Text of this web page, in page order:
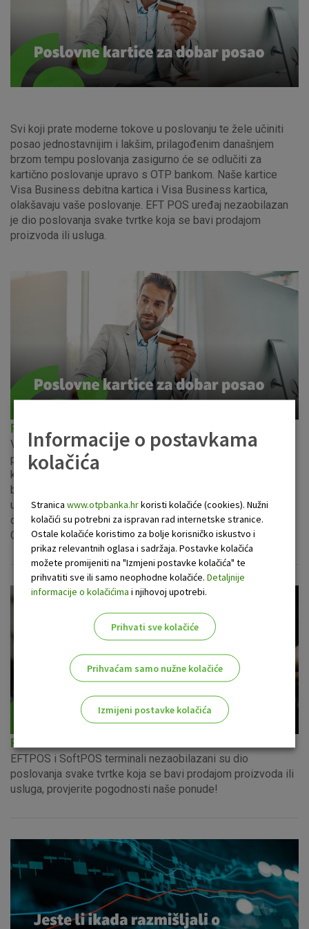
Svi koji prate moderne tokove u poslovanju te žele učiniti
posao jednostavnijim i lakšim, prilagođenim današnjem
brzom tempu poslovanja zasigurno će se odlučiti za
kartično poslovanje upravo s OTP bankom. Naše kartice
Visa Business debitna kartica i Visa Business kartica,
olakšavaju vaše poslovanje. EFT POS uređaj nezaobilazan
je dio poslovanja svake tvrtke koja se bavi prodajom
proizvoda ili usluga.
Poslovne kartice OTP banke
Visa Business debitna kartica bezgotovinsko je sredstvo
plaćanja i možete ju koristiti na prodajnim mjestima pri
kupnji robe i usluga kao i za isplatu gotovine na
bankomatima i isplatnim mjestima. Želite li učinkovito
upravljati troškovima poslovanja i putovanja uz razne
dodatne pogodnosti odlučite se za Visa Business karticu
OTP banke.
Prihvat kartica
EFTPOS i SoftPOS terminali nezaobilazani su dio
poslovanja svake tvrtke koja se bavi prodajom proizvoda ili
usluga, provjerite pogodnosti naše ponude!
Informacije o postavkama
kolačića
Stranica www.otpbanka.hrkoristi kolačiće (cookies). Nužni
kolačići su potrebni za ispravan rad internetske stranice.
Ostale kolačiće koristimo za bolje korisničko iskustvo i
prikaz relevantnih oglasa i sadržaja. Postavke kolačića
možete promijeniti na "Izmjeni postavke kolačića" te
prihvatiti sve ili samo neophodne kolačiće. Detaljnije
informacije o kolačićima i njihovoj upotrebi.
Prihvati sve kolačiće
Prihvaćam samo nužne kolačiće
Izmijeni postavke kolačića
Analitički kolačići
Marketinški kolačići
Prihvaćam upotrebu navedenih kolačića